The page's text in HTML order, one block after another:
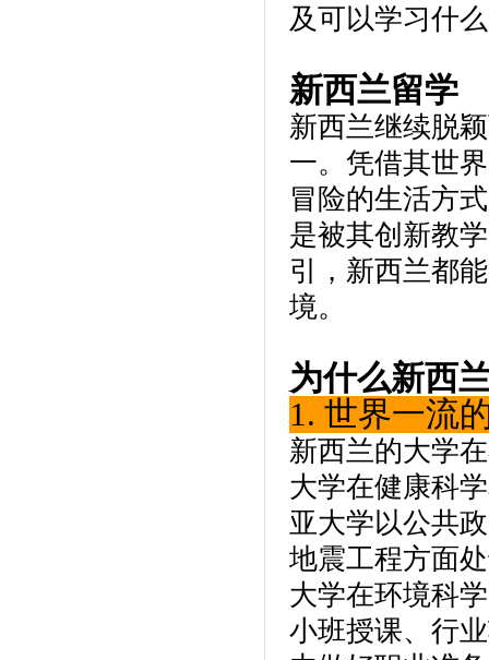
及可以学习什
新西兰留学
新西兰继续脱
一。凭借其世
冒险的生活方
是被其创新教
引，新西兰都
境。
为什么新西
1. 世界一流
新西兰的大学
大学在健康科
亚大学以公共
地震工程方面
大学在环境科
小班授课、行